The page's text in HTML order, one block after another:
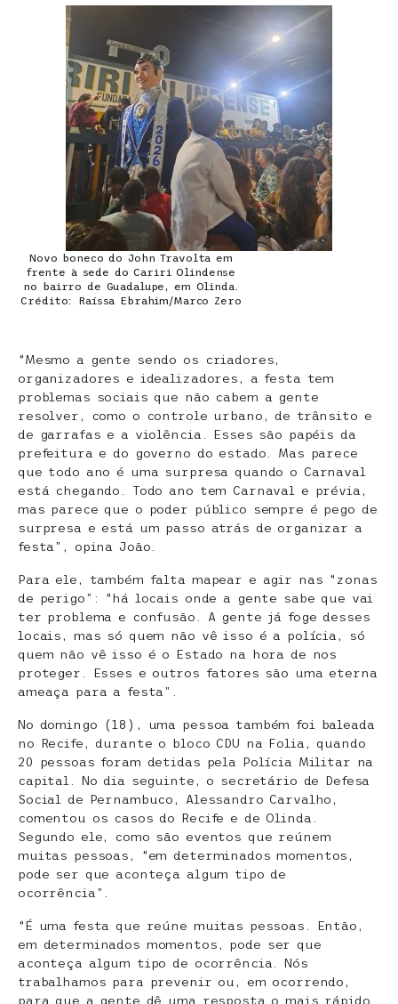
Novo boneco do John Travolta em
frente à sede do Cariri Olindense
no bairro de Guadalupe, em Olinda.
Crédito: Raíssa Ebrahim/Marco Zero
“Mesmo a gente sendo os criadores,
organizadores e idealizadores, a festa tem
problemas sociais que não cabem a gente
resolver, como o controle urbano, de trânsito e
de garrafas e a violência. Esses são papéis da
prefeitura e do governo do estado. Mas parece
que todo ano é uma surpresa quando o Carnaval
está chegando. Todo ano tem Carnaval e prévia,
mas parece que o poder público sempre é pego de
surpresa e está um passo atrás de organizar a
festa”, opina João.
Para ele, também falta mapear e agir nas “zonas
de perigo”: “há locais onde a gente sabe que vai
ter problema e confusão. A gente já foge desses
locais, mas só quem não vê isso é a polícia, só
quem não vê isso é o Estado na hora de nos
proteger. Esses e outros fatores são uma eterna
ameaça para a festa”.
No domingo (18), uma pessoa também foi baleada
no Recife, durante o bloco CDU na Folia, quando
20 pessoas foram detidas pela Polícia Militar na
capital. No dia seguinte, o secretário de Defesa
Social de Pernambuco, Alessandro Carvalho,
comentou os casos do Recife e de Olinda.
Segundo ele, como são eventos que reúnem
muitas pessoas, “em determinados momentos,
pode ser que aconteça algum tipo de
ocorrência”.
“É uma festa que reúne muitas pessoas. Então,
em determinados momentos, pode ser que
aconteça algum tipo de ocorrência. Nós
trabalhamos para prevenir ou, em ocorrendo,
para que a gente dê uma resposta o mais rápido